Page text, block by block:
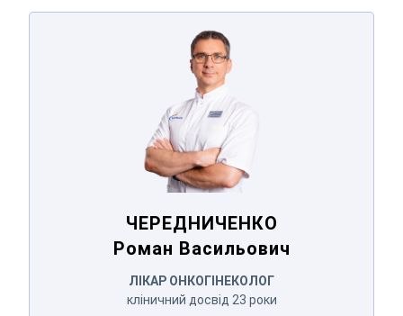
ЧЕРЕДНИЧЕНКО
Роман Васильович
ЛІКАР ОНКОГІНЕКОЛОГ
кліничний досвід 23 роки